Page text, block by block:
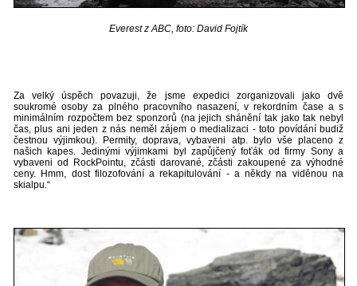
Everest z ABC, foto: David Fojtík
Za velký úspěch povazuji, že jsme expedici zorganizovali jako dvě
soukromé osoby za plného pracovního nasazení, v rekordním čase a s
minimálním rozpočtem bez sponzorů (na jejich shánění tak jako tak nebyl
čas, plus ani jeden z nás neměl zájem o medializaci - toto povídání budiž
čestnou výjimkou). Permity, doprava, vybaveni atp. bylo vše placeno z
našich kapes. Jedinými výjimkami byl zapůjčený foťák od firmy Sony a
vybaveni od RockPointu, zčásti darované, zčásti zakoupené za výhodné
ceny. Hmm, dost filozofování a rekapitulování - a někdy na viděnou na
skialpu.“